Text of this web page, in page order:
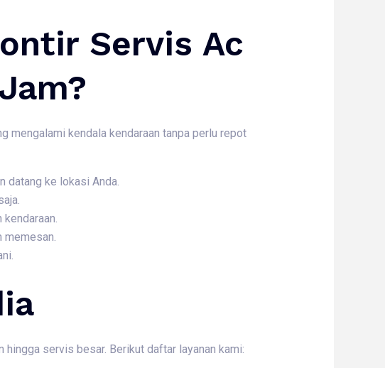
Servis Ac
mengalami kendala kendaraan tanpa perlu repot
datang ke lokasi Anda.
memesan.
hingga servis besar. Berikut daftar layanan kami: